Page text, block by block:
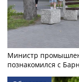
Министр
познакомился с